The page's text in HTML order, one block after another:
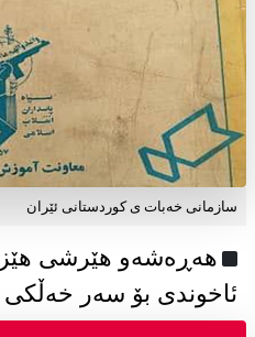
سازمانی خەبات ی كوردستانی ئێران
هەڕەشەو هێرشی
ئاخوندی بۆ سەر خەڵکی